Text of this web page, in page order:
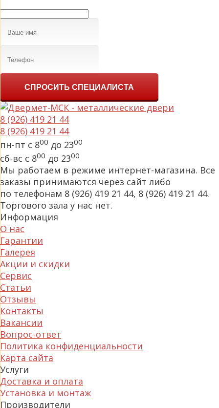
СПРОСИТЬ СПЕЦИАЛИСТА
8 (926) 419 21 44
8 (926) 419 21 44
пн-пт с 800 до 2300
сб-вс с 800 до 2300
Мы работаем в режиме интернет-магазина. Все
заказы принимаются через сайт либо
по телефонам 8 (926) 419 21 44, 8 (926) 419 21 44.
Торгового зала у нас нет.
Информация
О нас
Гарантии
Галерея
Акции и скидки
Сервис
Статьи
Отзывы
Контакты
Вакансии
Вопрос-ответ
Политика конфиденциальности
Карта сайта
Услуги
Доставка и оплата
Установка и монтаж
Производители